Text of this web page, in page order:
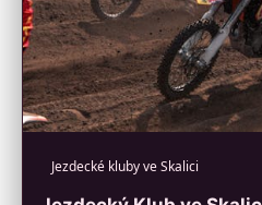
Jezdecké kluby ve Skalici